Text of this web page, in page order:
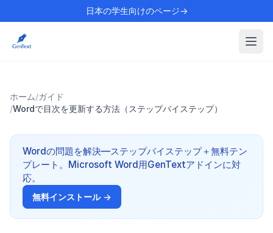
日本の学生向けのページ→
ホーム/ガイド
/Wordで目次を更新する方法（ステップバイステップ）
Wordの問題を解決—ステップバイステップ＋無料テン
プレート。Microsoft Word用GenTextアドインに対
応。
無料インストール →